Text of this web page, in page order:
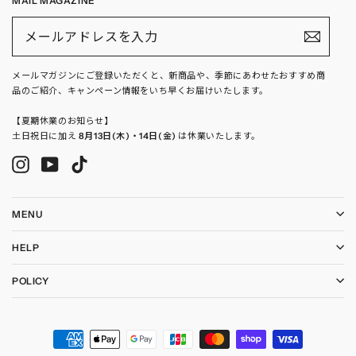
ア
ド
ス
入
メールマガジンにご登録いただくと、新商品や、季節にあわせたおすすめ商
品のご紹介、キャンペーン情報をいち早くお届けいたします。
【夏期休業のお知らせ】
土日祝日に加え 8月13日(木)・14日(金) は休業いたします。
InstagramYouTube
MENU
HELP
POLICY